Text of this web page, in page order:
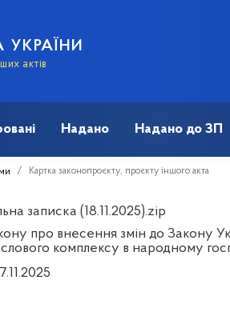
УКРАЇНИ
актів
Надано Надано до ЗП
Картка законопроєкту, проєкту іншого акта
записка (18.11.2025).zip
про внесення змін до Закону
комплексу в народному